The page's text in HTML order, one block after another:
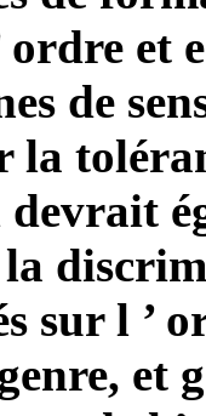
ordre et
de
sur l ’
et